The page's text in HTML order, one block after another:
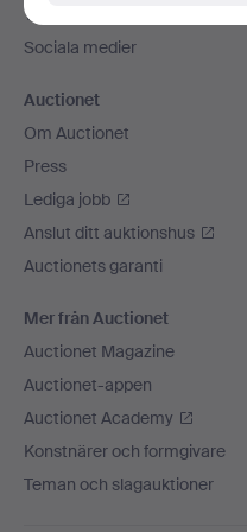
Vi skickar med
Sociala medier
Auctionet
Om Auctionet
Press
Lediga jobb
Anslut ditt auktionshus
Auctionets garanti
Mer från Auctionet
Auctionet Magazine
Auctionet-appen
Auctionet Academy
Konstnärer och formgivare
Teman och slagauktioner